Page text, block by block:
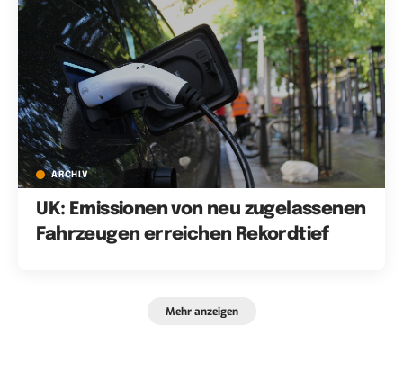
ARCHIV
UK: Emissionen von neu zugelassenen
Fahrzeugen erreichen Rekordtief
Mehr anzeigen